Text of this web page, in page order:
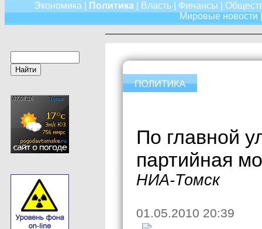
Экономика Политика| Власть| Финансы
Мировые новости
По главной
партийная
НИА-Томск
01.05.2010 20:39